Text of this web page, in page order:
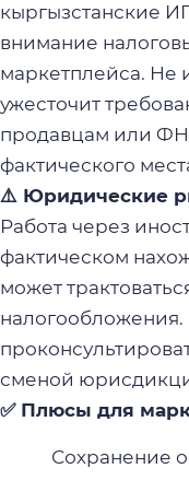
кыргызстанские
внимание
маркетплейса. Не
ужесточит
продавцам или
фактического
⚠️ Юридические
Работа через
фактическом
может
сменой
✅ Плюсы для
Сохранение